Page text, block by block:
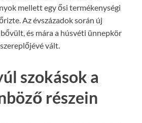
mellett egy ősi termékenységi
Az évszázadok során új
és mára a húsvéti ünnepkör
vált.
szokások a
részein